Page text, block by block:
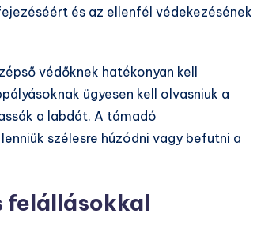
és az ellenfél védekezésének
védőknek hatékonyan kell
ügyesen kell olvasniuk a
a labdát. A támadó
szélesre húzódni vagy befutni a
felállásokkal